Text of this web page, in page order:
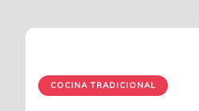
COCINA TRADICIONAL